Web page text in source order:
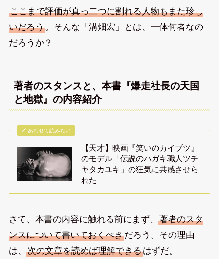
ここまで評価が真っ二つに割れる人物もまた珍し
いだろう。そんな「溝畑宏」とは、一体何者なの
だろうか？
著者のスタンスと、本書『爆走社長の天国
と地獄』の内容紹介
あわせて読みたい
【天才】映画『笑いのカイブツ』
のモデル「伝説のハガキ職人ツチ
ヤタカユキ」の狂気に共感させら
れた
さて、本書の内容に触れる前にまず、 著者のスタ
ンスについて書いておくべきだろう。その理由
は、 次の文章を読めば理解できるはずだ。